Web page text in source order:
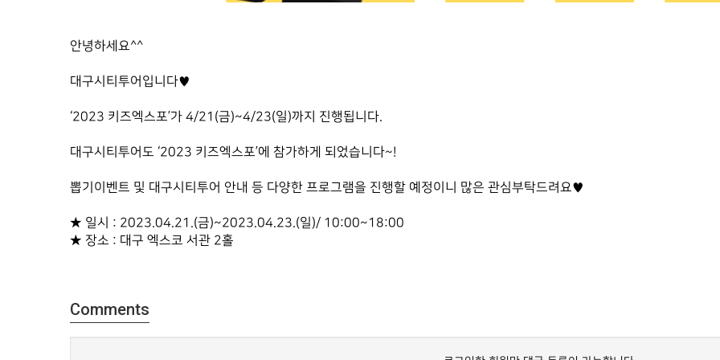
안녕하세요^^
대구시티투어입니다♥
‘2023 키즈엑스포’가 4/21(금)~4/23(일)까지 진행됩니다.
대구시티투어도 ‘2023 키즈엑스포’에 참가하게 되었습니다~!
뽑기이벤트 및 대구시티투어 안내 등 다양한 프로그램을 진행할 예정이니 많은 관심부탁드려요♥
★ 일시 : 2023.04.21.(금)~2023.04.23.(일)/ 10:00~18:00
★ 장소 : 대구 엑스코 서관 2홀
Comments